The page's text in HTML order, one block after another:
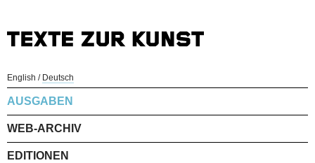
English / Deutsch
AUSGABEN
WEB-ARCHIV
EDITIONEN